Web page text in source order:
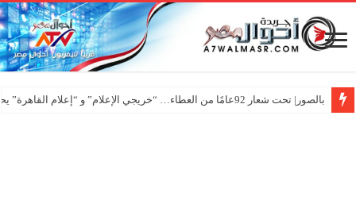
بالصور| تحت شعار 92عامًا من العطاء… “خريجي الإعلام” و “إعلام القاهرة” يحتفلان بـ”عيد الإعلاميين”